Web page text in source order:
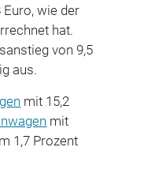
wie der
hat.
von 9,5
aus.
mit 15,2
mit
1,7 Prozent